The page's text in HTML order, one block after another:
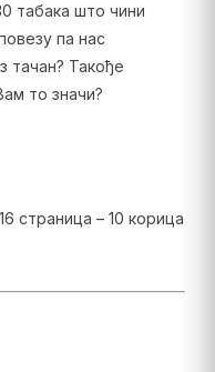
табака што чини
па нас
тачан? Такође
то значи?
страница – 10 корица